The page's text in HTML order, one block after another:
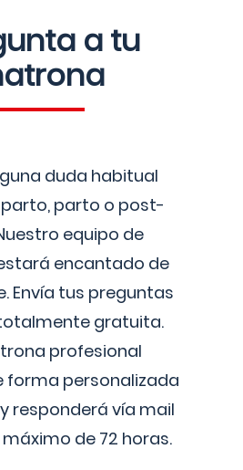
a tu
duda habitual
parto o post-
equipo de
encantado de
Envía tus preguntas
gratuita.
profesional
forma personalizada
responderá vía mail
de 72 horas.